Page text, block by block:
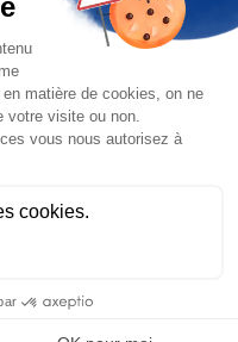
?
pour définir